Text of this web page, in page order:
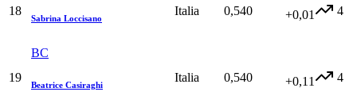
18
Sabrina Loccisano
Italia 0,540 +0,01 4
19
BC
Beatrice Casiraghi
Italia 0,540 +0,11 4